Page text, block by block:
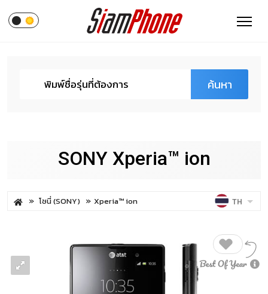
ค้นหา
SONY Xperia™ ion
โซนี่ (SONY) Xperia™ ion TH